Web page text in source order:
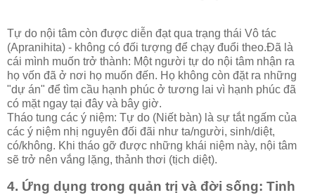
Tự do nội tâm còn được diễn đạt qua trạng thái Vô tác
(Apranihita) - không có đối tượng để chạy đuổi theo.Đã là
cái mình muốn trở thành: Một người tự do nội tâm nhận ra
họ vốn đã ở nơi họ muốn đến. Họ không còn đặt ra những
"dự án" để tìm cầu hạnh phúc ở tương lai vì hạnh phúc đã
có mặt ngay tại đây và bây giờ.
Tháo tung các ý niệm: Tự do (Niết bàn) là sự tắt ngấm của
các ý niệm nhị nguyên đối đãi như ta/người, sinh/diệt,
có/không. Khi tháo gỡ được những khái niệm này, nội tâm
sẽ trở nên vắng lặng, thảnh thơi (tịch diệt).
4. Ứng dụng trong quản trị và đời sống: Tinh